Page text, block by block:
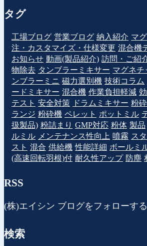
タグ
工場ブログ 営業ブログ 納入紹介 マ
注・カスタマイズ・仕様変更 混合機
お知らせ 動画(製品紹介) 訪問・ご紹
物除去 タンブラーミキサー マグネチ
ンブラーミニ 磁力選別機 技術コラム
ードミキサー 混合機 作業負担軽減
テスト 安全対策 ドラムミキサー 粉
ランジ 粉砕機 ペレット ポットミル
扱製品) 粉詰まり GMP対応 粉体 製品
ルミル メンテナンス性向上 噴霧 ス
スト 混合 供給機 性能詳細 ボールミ
(高速回転羽根)付 耐久性アップ 防塵
RSS
(株)エイシン ブログをフォローする
検索